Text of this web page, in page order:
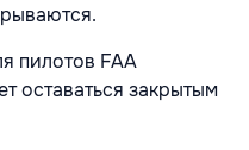
пилотов FAA
оставаться закрытым